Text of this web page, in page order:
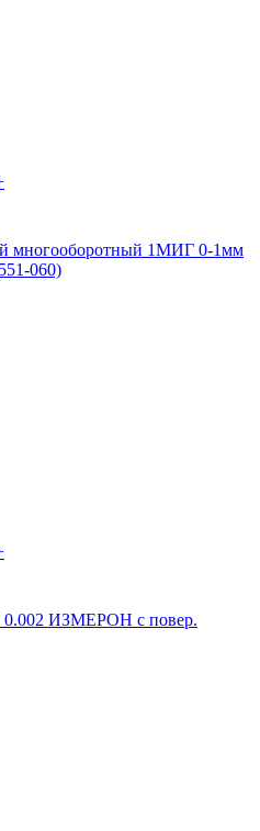
многооборотный 1МИГ 0-1мм
060)
0.002 ИЗМЕРОН с повер.